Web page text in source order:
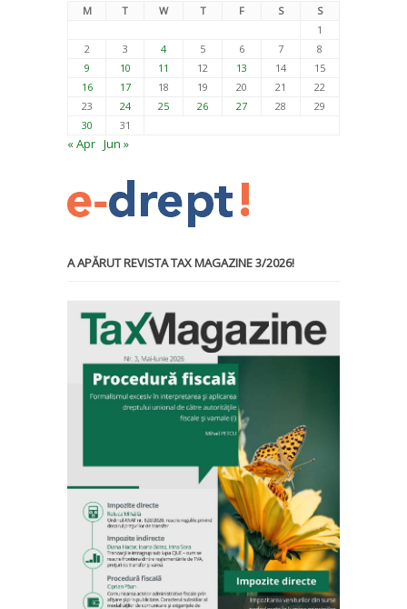
M T W T F S
S
1
2
3 4 5 6 7
8
9
10 11 12 13 14
15
16
17 18 19 20 21
22
23
24 25 26 27 28
29
30
31
« Apr Jun »
A APĂRUT REVISTA TAX MAGAZINE 3/2026!